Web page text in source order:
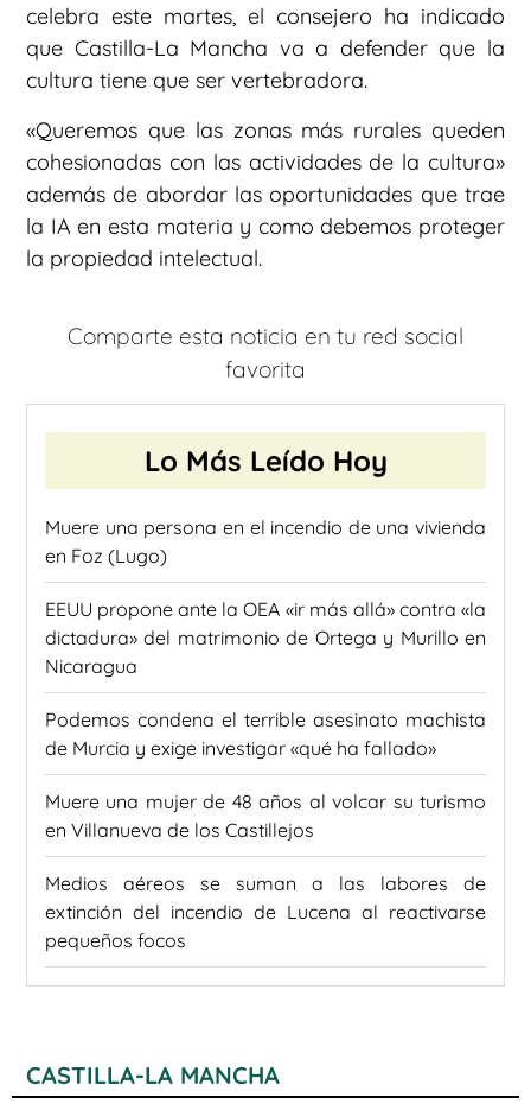
celebra este martes, el consejero ha indicado
que Castilla-La Mancha va a defender que la
cultura tiene que ser vertebradora.
«Queremos que las zonas más rurales queden
cohesionadas con las actividades de la cultura»
además de abordar las oportunidades que trae
la IA en esta materia y como debemos proteger
la propiedad intelectual.
Comparte esta noticia en tu red social
favorita
Lo Más Leído Hoy
Muere una persona en el incendio de una vivienda
en Foz (Lugo)
EEUU propone ante la OEA «ir más allá» contra «la
dictadura» del matrimonio de Ortega y Murillo en
Nicaragua
Podemos condena el terrible asesinato machista
de Murcia y exige investigar «qué ha fallado»
Muere una mujer de 48 años al volcar su turismo
en Villanueva de los Castillejos
Medios aéreos se suman a las labores de
extinción del incendio de Lucena al reactivarse
pequeños focos
CASTILLA-LA MANCHA